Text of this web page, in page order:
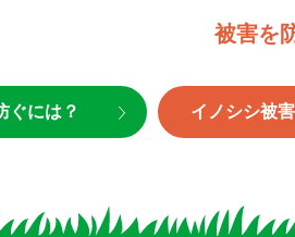
被害を
ぐには？ イノシシ被